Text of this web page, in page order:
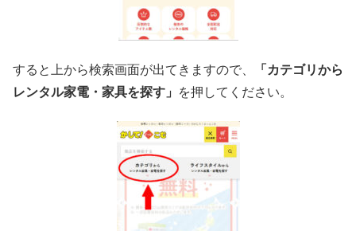
すると上から検索画面が出てきますので、
「カテゴリから
レンタル家電・家具を探す」
を押してください。